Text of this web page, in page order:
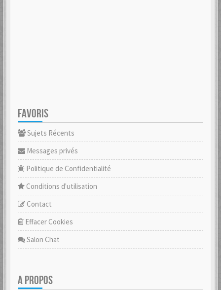
FAVORIS
Sujets Récents
Messages privés
Politique de Confidentialité
Conditions d'utilisation
Contact
Effacer Cookies
Salon Chat
A PROPOS